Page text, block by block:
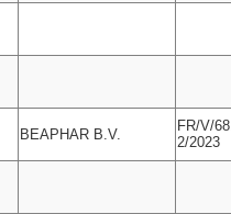
BEAPHAR B.V.
FR/V/
2/2023